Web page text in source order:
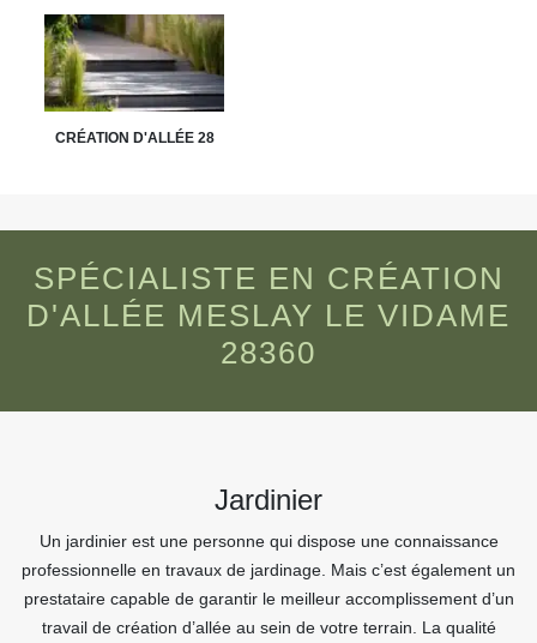
CRÉATION D'ALLÉE 28
SPÉCIALISTE EN CRÉATION
D'ALLÉE MESLAY LE VIDAME
28360
Jardinier
Un jardinier est une personne qui dispose une connaissance
professionnelle en travaux de jardinage. Mais c’est également un
prestataire capable de garantir le meilleur accomplissement d’un
travail de création d’allée au sein de votre terrain. La qualité